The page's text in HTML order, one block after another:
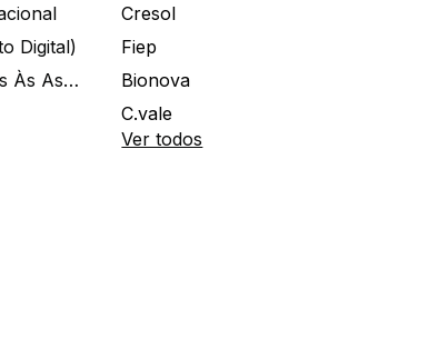
Digital)
Zion System – Soluções Às Associações E Empresas
Cresol
Fiep
Bionova
C.vale
Ver todos